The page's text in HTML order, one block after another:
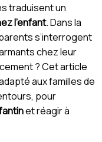
traduisent un
l’enfant. Dans la
s’interrogent
chez leur
? Cet article
aux familles de
pour
et réagir à